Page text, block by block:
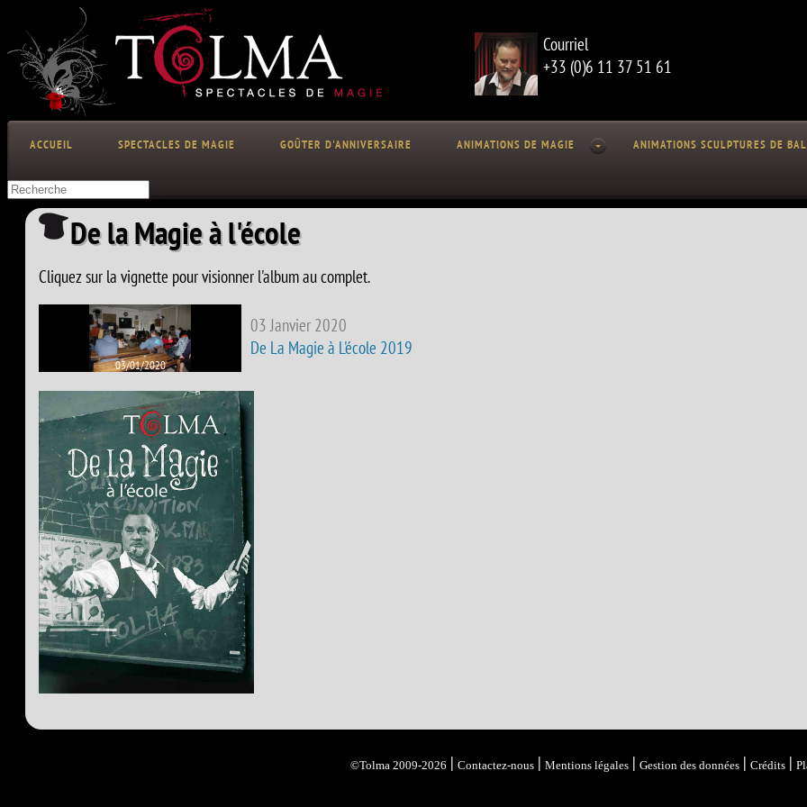
Courriel
+33 (0)6 11 37 51 61
ACCUEIL SPECTACLES DE MAGIE GOÛTER D'ANNIVERSAIRE ANIMATIONS DE MAGIE ANIMATIONS SCULPTURES DE
De la Magie à l'école
Cliquez sur la vignette pour visionner l'album au complet.
03/01/2020
03 Janvier 2020
De La Magie à L'école 2019
©Tolma 2009-2026 | Contactez-nous | Mentions légales | Gestion des données | Crédits |